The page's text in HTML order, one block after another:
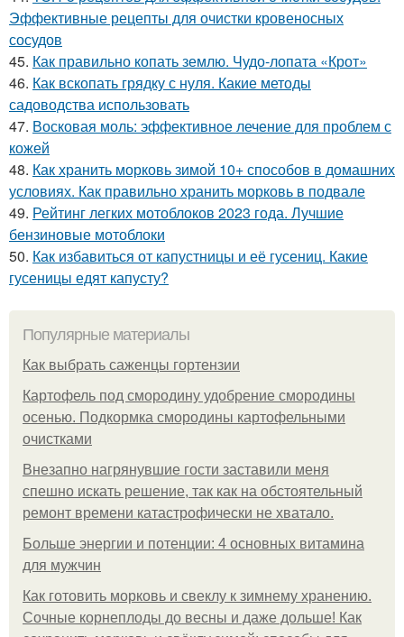
Эффективные рецепты для очистки кровеносных
сосудов
45. Как правильно копать землю. Чудо-лопата «Крот»
46. Как вскопать грядку с нуля. Какие методы
садоводства использовать
47. Восковая моль: эффективное лечение для проблем с
кожей
48. Как хранить морковь зимой 10+ способов в домашних
условиях. Как правильно хранить морковь в подвале
49. Рейтинг легких мотоблоков 2023 года. Лучшие
бензиновые мотоблоки
50. Как избавиться от капустницы и её гусениц. Какие
гусеницы едят капусту?
Популярные материалы
Как выбрать саженцы гортензии
Картофель под смородину удобрение смородины
осенью. Подкормка смородины картофельными
очистками
Внезапно нагрянувшие гости заставили меня
спешно искать решение, так как на обстоятельный
ремонт времени катастрофически не хватало.
Больше энергии и потенции: 4 основных витамина
для мужчин
Как готовить морковь и свеклу к зимнему хранению.
Сочные корнеплоды до весны и даже дольше! Как